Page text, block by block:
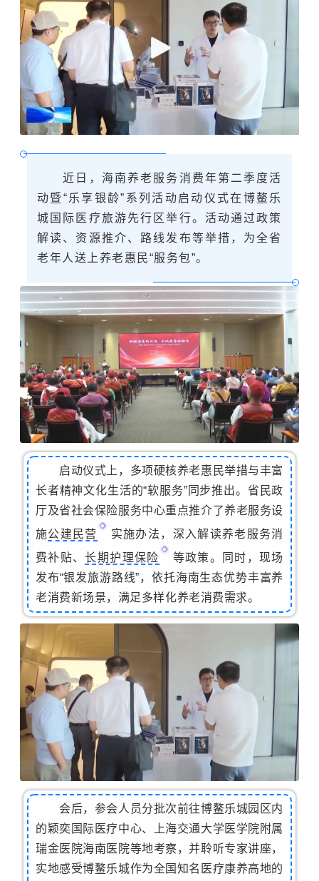
近日，海南养老服务消费年第二季度活
动暨“乐享银龄”系列活动启动仪式在博鳌乐
城国际医疗旅游先行区举行。活动通过政策
解读、资源推介、路线发布等举措，为全省
老年人送上养老惠民“服务包”。
启动仪式上，多项硬核养老惠民举措与丰富
长者精神文化生活的“软服务”同步推出。省民政
厅及省社会保险服务中心重点推介了养老服务设
施公建民营
实施办法，深入解读养老服务消
费补贴、 长期护理保险
等政策。同时，现场
发布“银发旅游路线”，依托海南生态优势丰富养
老消费新场景，满足多样化养老消费需求。
会后，参会人员分批次前往博鳌乐城园区内
的颖奕国际医疗中心、上海交通大学医学院附属
瑞金医院海南医院等地考察，并聆听专家讲座，
实地感受博鳌乐城作为全国知名医疗康养高地的